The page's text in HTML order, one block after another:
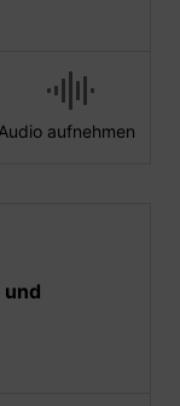
Audio aufnehmen
und